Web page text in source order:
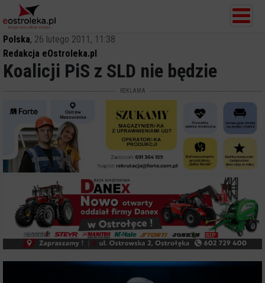
Polska, 26 lutego 2011, 11:38
Redakcja eOstroleka.pl
Koalicji PiS z SLD nie będzie
REKLAMA